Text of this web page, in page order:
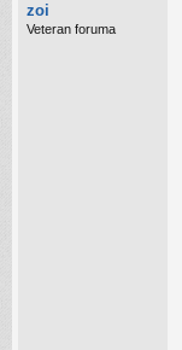
zoi
Veteran foruma